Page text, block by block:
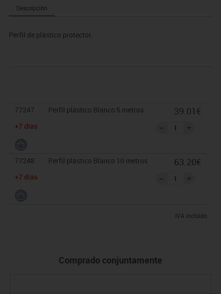
Descripción
Perfil de plástico protector.
77247
Perfil plástico Blanco 5 metros
+7 días
39.01€
77248
Perfil plástico Blanco 10 metros
+7 días
63.20€
IVA incluido
Comprado conjuntamente